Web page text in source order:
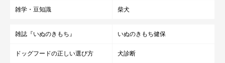
雑学・豆知識 柴犬
雑誌『いぬのきもち』 いぬのきもち健保
ドッグフードの正しい選び方 犬診断